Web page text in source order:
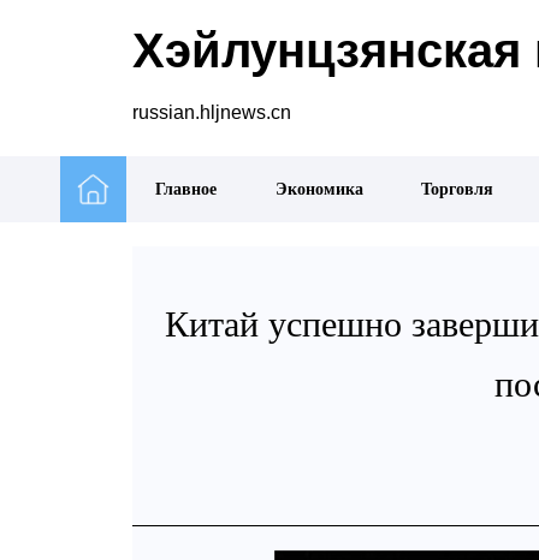
Хэйлунцзянская
russian.hljnews.cn
Главное Экономика Торговля
Китай успешно